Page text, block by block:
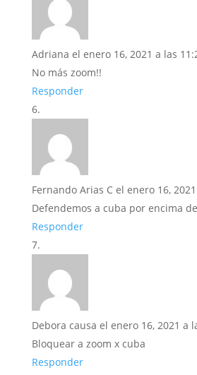
Adriana el enero 16, 2021 a las
No más zoom!!
Responder
Fernando Arias C el enero 16,
Defendemos a cuba por encima
Responder
Debora causa el enero 16, 2021 a
Bloquear a zoom x cuba
Responder